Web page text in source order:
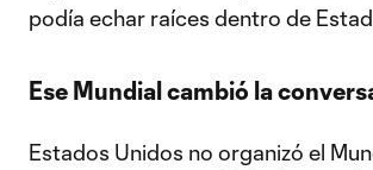
podía echar raíces dentro de
Ese Mundial cambió la
Estados Unidos no organizó el